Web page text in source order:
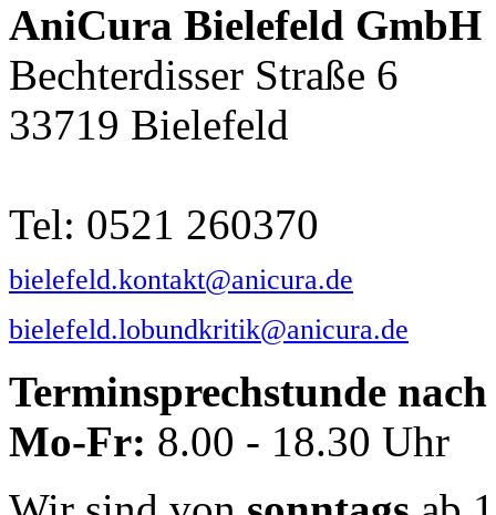
AniCura Bielefeld GmbH
Bechterdisser Straße 6
33719 Bielefeld
Tel: 0521 260370
bielefeld.kontakt@anicura.de
bielefeld.lobundkritik@anicura.de
Terminsprechstunde
Mo-Fr: 8.00 - 18.30 Uhr